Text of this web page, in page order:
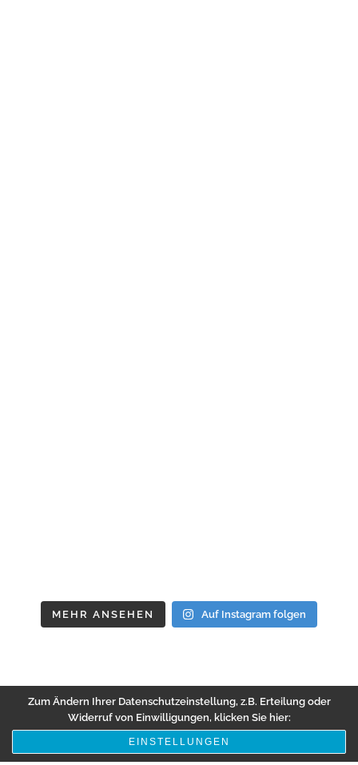
MEHR ANSEHEN Auf Instagram folgen
Zum Ändern Ihrer Datenschutzeinstellung, z.B. Erteilung oder
Widerruf von Einwilligungen, klicken Sie hier:
EINSTELLUNGEN